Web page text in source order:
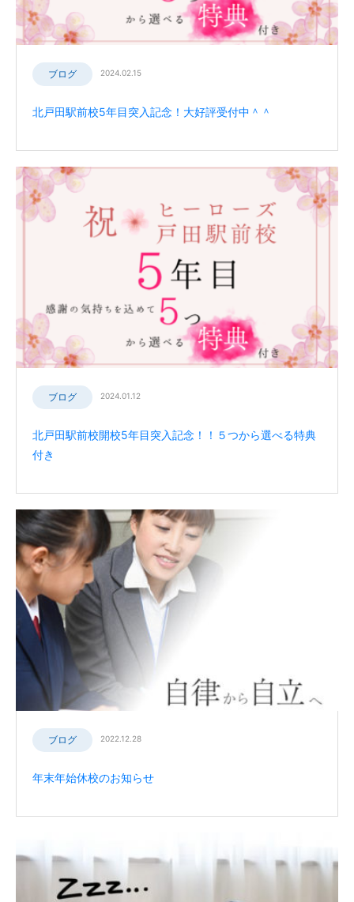
ブログ 2024.02.15
北戸田駅前校5年目突入記念！大好評受付中＾＾
ブログ 2024.01.12
北戸田駅前校開校5年目突入記念！！５つから選べる特典
付き
ブログ 2022.12.28
年末年始休校のお知らせ